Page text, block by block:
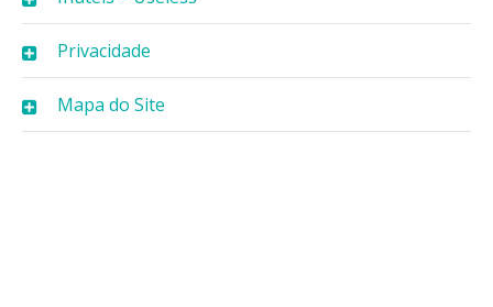
Privacidade
Mapa do Site